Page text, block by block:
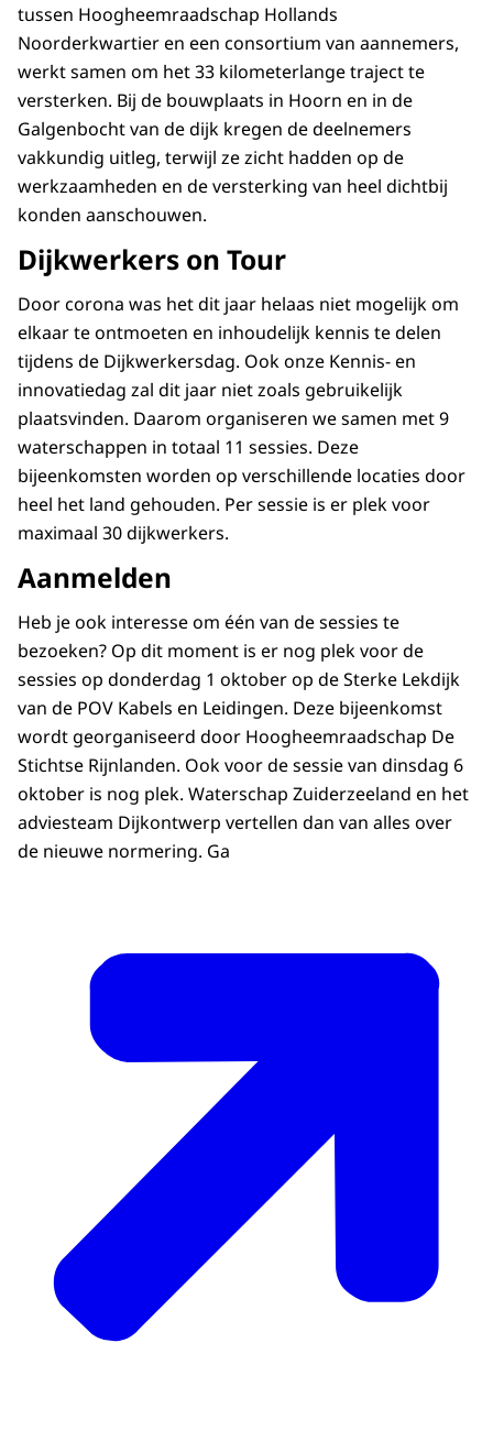
tussen Hoogheemraadschap Hollands
Noorderkwartier en een consortium van aannemers,
werkt samen om het 33 kilometerlange traject te
versterken. Bij de bouwplaats in Hoorn en in de
Galgenbocht van de dijk kregen de deelnemers
vakkundig uitleg, terwijl ze zicht hadden op de
werkzaamheden en de versterking van heel dichtbij
konden aanschouwen.
Dijkwerkers on Tour
Door corona was het dit jaar helaas niet mogelijk om
elkaar te ontmoeten en inhoudelijk kennis te delen
tijdens de Dijkwerkersdag. Ook onze Kennis- en
innovatiedag zal dit jaar niet zoals gebruikelijk
plaatsvinden. Daarom organiseren we samen met 9
waterschappen in totaal 11 sessies. Deze
bijeenkomsten worden op verschillende locaties door
heel het land gehouden. Per sessie is er plek voor
maximaal 30 dijkwerkers.
Aanmelden
Heb je ook interesse om één van de sessies te
bezoeken? Op dit moment is er nog plek voor de
sessies op donderdag 1 oktober op de Sterke Lekdijk
van de POV Kabels en Leidingen. Deze bijeenkomst
wordt georganiseerd door Hoogheemraadschap De
Stichtse Rijnlanden. Ook voor de sessie van dinsdag 6
oktober is nog plek. Waterschap Zuiderzeeland en het
adviesteam Dijkontwerp vertellen dan van alles over
de nieuwe normering. Ga